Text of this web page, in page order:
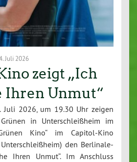
Juli 2026
zeigt „Ich
Ihren Unmut“
Juli 2026, um 19.30 Uhr zeigen
in Unterschleißheim im
Kino“ im Capitol-Kino
den Berlinale-
Ihren Unmut“. Im Anschluss